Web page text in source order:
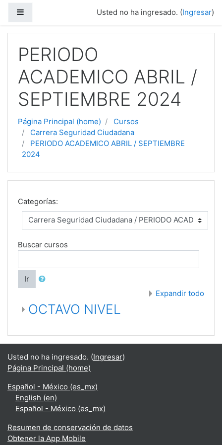
Usted no ha ingresado. (Ingresar)
PERIODO
ACADEMICO ABRIL /
SEPTIEMBRE 2024
Página Principal (home)
Cursos
Carrera Seguridad Ciudadana
PERIODO ACADEMICO ABRIL / SEPTIEMBRE
2024
Categorías:
Buscar cursos
Ir
Expandir todo
OCTAVO NIVEL
Usted no ha ingresado. (Ingresar)
Página Principal (home)
Español - México ‎(es_mx)‎
English ‎(en)‎
Español - México ‎(es_mx)‎
Resumen de conservación de datos
Obtener la App Mobile